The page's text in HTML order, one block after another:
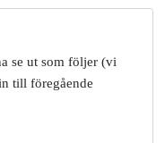
se ut som följer (vi
till föregående